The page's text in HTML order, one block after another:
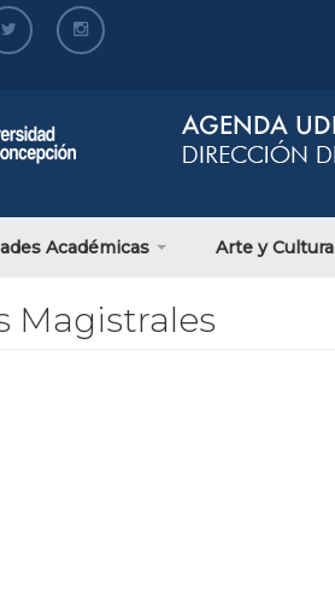
Académicas Arte y Cultura
Magistrales